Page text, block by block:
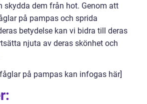
skydda dem från hot. Genom att
på pampas och sprida
betydelse kan vi bidra till deras
njuta av deras skönhet och
på pampas kan infogas här]